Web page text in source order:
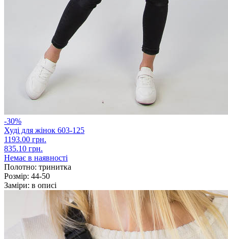
-30%
Худі для жінок 603-125
1193.00 грн.
835.10 грн.
Немає в наявності
Полотно: тринитка
Розмір: 44-50
Заміри: в описі